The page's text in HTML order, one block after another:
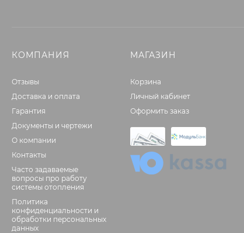
КОМПАНИЯ
Отзывы
Доставка и оплата
Гарантия
Документы и чертежи
О компании
Контакты
Часто задаваемые
вопросы про работу
системы отопления
Политика
конфиденциальности и
обработки персональных
данных
МАГАЗИН
Корзина
Личный кабинет
Оформить заказ